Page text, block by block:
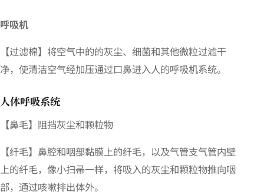
呼吸机
【过滤棉】将空气中的的灰尘、细菌和其他微粒过滤干
净，使清洁空气经加压通过口鼻进入人的呼吸机系统。
人体呼吸系统
【鼻毛】阻挡灰尘和颗粒物
【纤毛】鼻腔和咽部黏膜上的纤毛，以及气管支气管内壁
上的纤毛，像小扫帚一样，将吸入的灰尘和颗粒物推向咽
部，通过咳嗽排出体外。